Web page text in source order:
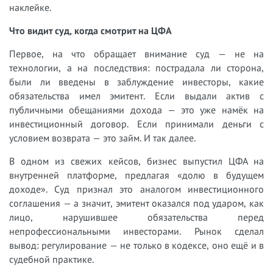
наклейке.
Что видит суд, когда смотрит на ЦФА
Первое, на что обращает внимание суд — не на
технологии, а на последствия: пострадала ли сторона,
были ли введены в заблуждение инвесторы, какие
обязательства имел эмитент. Если выдали актив с
публичными обещаниями дохода — это уже намёк на
инвестиционный договор. Если принимали деньги с
условием возврата — это займ. И так далее.
В одном из свежих кейсов, бизнес выпустил ЦФА на
внутренней платформе, предлагая «долю в будущем
доходе». Суд признал это аналогом инвестиционного
соглашения — а значит, эмитент оказался под ударом, как
лицо, нарушившее обязательства перед
непрофессиональными инвесторами. Рынок сделал
вывод: регулирование — не только в кодексе, оно ещё и в
судебной практике.